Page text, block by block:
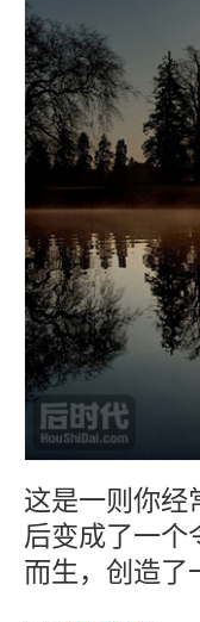
这是一则你经
后变成了一个
而生，创造了